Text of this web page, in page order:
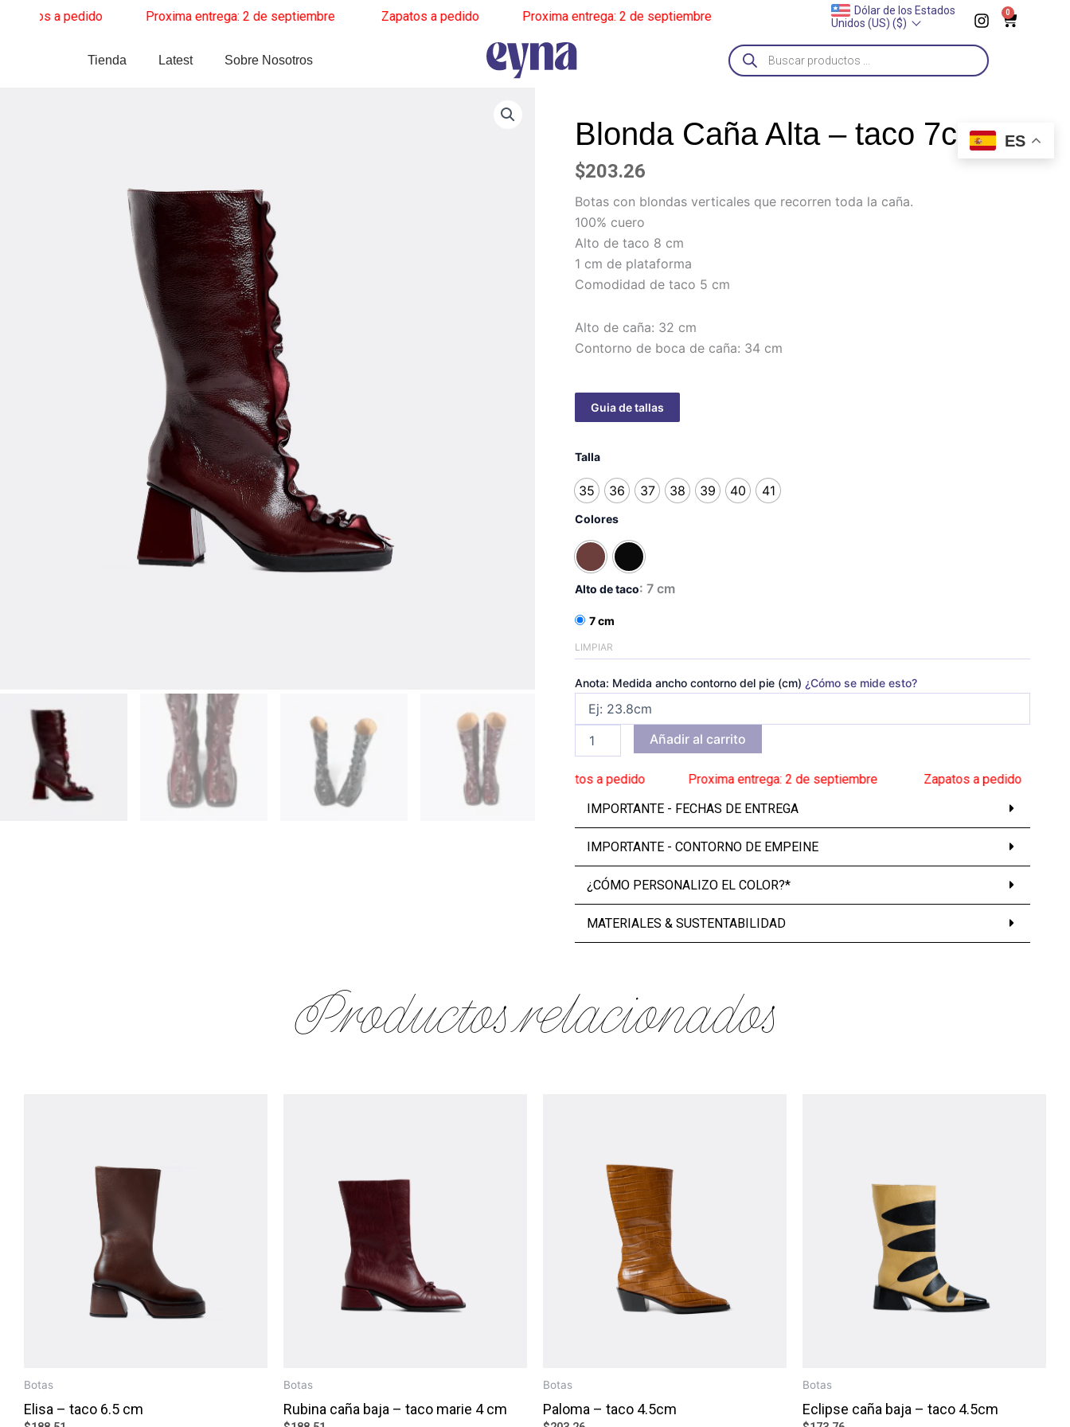
a pedido______ Proxima entrega: 2 de septiembre______ Zapatos a pedido______ Proxima entrega: 2 de septiembre______ ______Proxima entrega: 2 de septiembre
Dólar de los Estados
Unidos (US) ($)
I
n
s
t
a
m
0 Cart
Tienda Latest Sobre Nosotros
Búsqueda
de
productos
Blonda Caña Alta – taco 7cm
$203.26
Botas con blondas verticales que recorren toda la caña.
100% cuero
Alto de taco 8 cm
1 cm de plataforma
Comodidad de taco 5 cm
Alto de caña: 32 cm
Contorno de boca de caña: 34 cm
Talla
35 36 37 38 39 40 41
Colores
Alto de taco: 7 cm
7 cm
LIMPIAR
Anota: Medida ancho contorno del pie (cm) ¿Cómo se mide esto?
Caña
-
taco
7cm
Añadir al carrito
Zapatos a pedido ______ Proxima entrega: 2 de septiembre ______ Zapatos a pedido______ Proxima entrega: 2 de septiembre______ Zapatos a pedido______
IMPORTANTE - FECHAS DE ENTREGA
IMPORTANTE - CONTORNO DE EMPEINE
¿CÓMO PERSONALIZO EL COLOR?*
MATERIALES & SUSTENTABILIDAD
Productos relacionados
Botas
Elisa – taco 6.5 cm
Botas
Rubina caña baja – taco marie 4 cm
Botas
Paloma – taco 4.5cm
Botas
Eclipse caña baja – taco 4.5cm
ES